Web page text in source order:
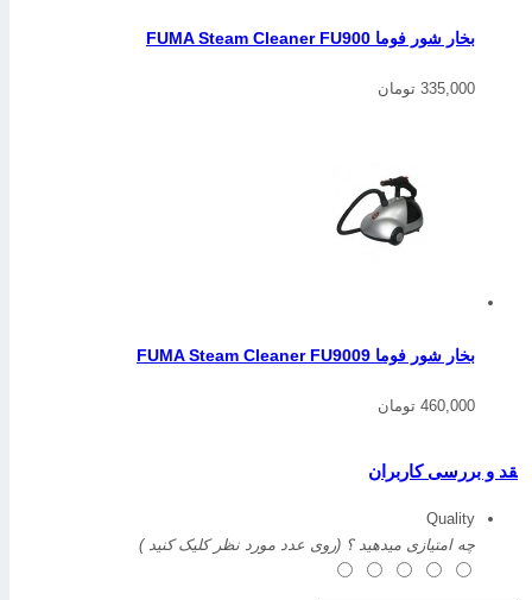
بخار شور فوما FUMA Steam Cleaner FU900
335,000 تومان
بخار شور فوما FUMA Steam Cleaner FU9009
460,000 تومان
و بررسی کاربران
Quality
چه امتیازی میدهید ؟ (روی عدد مورد نظر کلیک کنید )